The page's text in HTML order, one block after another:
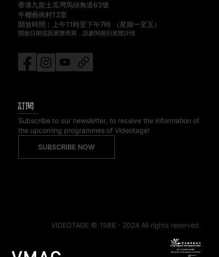
香港九龍土瓜灣馬頭角道63號
牛棚藝術村13室
開放時間︰
上午11時至下午7時 （星期一至五）
開放日期或因展覽而異，請參閱個別展覽詳情
訂閱
Subscribe to our newsletter, to receive the information of
the upcoming programmes of Videotage!
SUBSCRIBE NOW
VIDEOTAGE © 1986 - 2024 All rights reserved.